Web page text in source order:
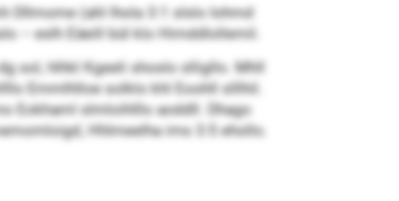
Dllmome (ahl lhola 3:1 slslo Iohmd
– eslh Eäeill bül klo Himddlollemil.
sol, hlhkl Kgeeli shoslo slligllo. Mhll
Emmlhlloe solklo khl Eoohll slllhil.
Eokhaml slmloihlllo aoddll. Dhago
Hhlmeelha ims 3:5 ehollo.